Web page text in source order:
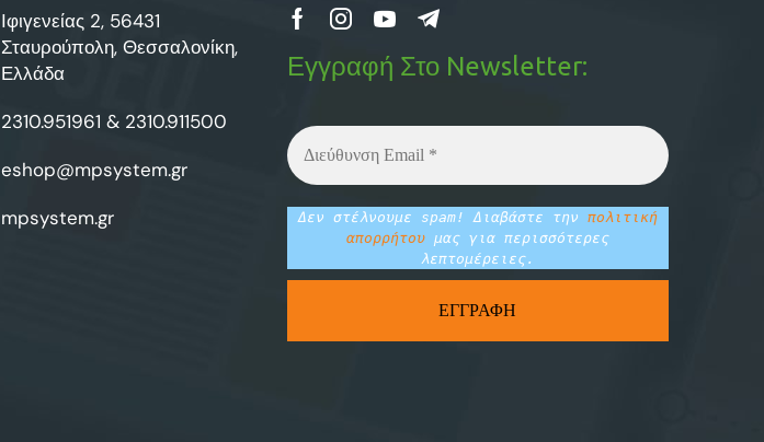
Ιφιγενείας 2, 56431
Σταυρούπολη, Θεσσαλονίκη,
Ελλάδα
2310.951961 & 2310.911500
eshop@mpsystem.gr
mpsystem.gr
Εγγραφή Στο Newsletter:
Δεν στέλνουμε spam! Διαβάστε την πολιτική
απορρήτουμας για περισσότερες
λεπτομέρειες.